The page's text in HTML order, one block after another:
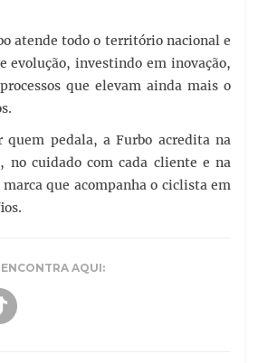
atende todo o território nacional e
evolução, investindo em inovação,
que elevam ainda mais o
quem pedala, a Furbo acredita na
no cuidado com cada cliente e na
que acompanha o ciclista em
AQUI: